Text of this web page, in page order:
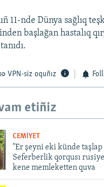
11-nde Dünya sağlıq
başlağan hastalıq
VPN-siz oquñız
etiñiz
CEMİYET
"Er şeyni eki künde
Seferberlik qorqusı
kene memleketten quva